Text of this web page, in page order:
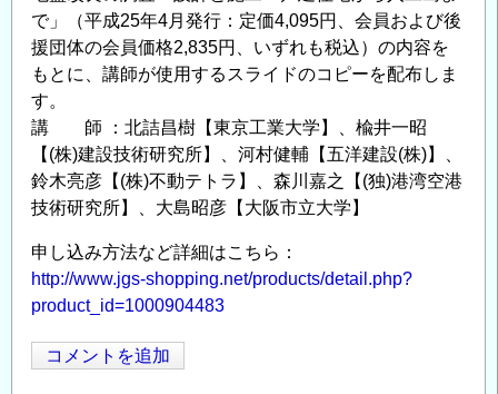
で」（平成25年4月発行：定価4,095円、会員および後
援団体の会員価格2,835円、いずれも税込）の内容を
もとに、講師が使用するスライドのコピーを配布しま
す。
講 師 ：北詰昌樹【東京工業大学】、楡井一昭
【(株)建設技術研究所】、河村健輔【五洋建設(株)】、
鈴木亮彦【(株)不動テトラ】、森川嘉之【(独)港湾空港
技術研究所】、大島昭彦【大阪市立大学】
申し込み方法など詳細はこちら：
http://www.jgs-shopping.net/products/detail.php?
product_id=1000904483
コメントを追加